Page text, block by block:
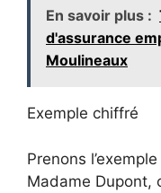
En savoir plus :
d'assurance
Moulineaux
Exemple chiffré
Prenons
Madame Dupont,